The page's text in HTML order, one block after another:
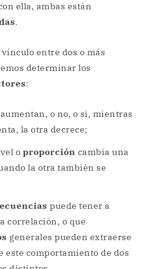
ella, ambas están
.
vínculo entre dos o más
determinar los
:
o no, o si, mientras
la otra decrece;
o proporción cambia una
la otra también se
puede tener a
correlación, o que
generales pueden extraerse
este comportamiento de dos